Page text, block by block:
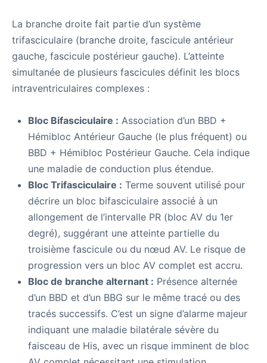
La branche droite fait partie d’un système
trifasciculaire (branche droite, fascicule antérieur
gauche, fascicule postérieur gauche). L’atteinte
simultanée de plusieurs fascicules définit les blocs
intraventriculaires complexes :
Bloc Bifasciculaire : Association d’un BBD +
Hémibloc Antérieur Gauche (le plus fréquent) ou
BBD + Hémibloc Postérieur Gauche. Cela indique
une maladie de conduction plus étendue.
Bloc Trifasciculaire : Terme souvent utilisé pour
décrire un bloc bifasciculaire associé à un
allongement de l’intervalle PR (bloc AV du 1er
degré), suggérant une atteinte partielle du
troisième fascicule ou du nœud AV. Le risque de
progression vers un bloc AV complet est accru.
Bloc de branche alternant : Présence alternée
d’un BBD et d’un BBG sur le même tracé ou des
tracés successifs. C’est un signe d’alarme majeur
indiquant une maladie bilatérale sévère du
faisceau de His, avec un risque imminent de bloc